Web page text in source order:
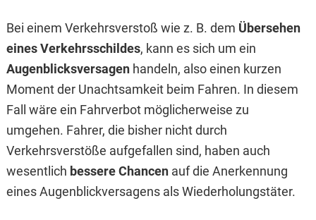
Bei einem Verkehrsverstoß wie z. B. dem Übersehen
eines Verkehrsschildes, kann es sich um ein
Augenblicksversagenhandeln, also einen kurzen
Moment der Unachtsamkeit beim Fahren. In diesem
Fall wäre ein Fahrverbot möglicherweise zu
umgehen. Fahrer, die bisher nicht durch
Verkehrsverstöße aufgefallen sind, haben auch
wesentlich bessere Chancenauf die Anerkennung
eines Augenblickversagens als Wiederholungstäter.